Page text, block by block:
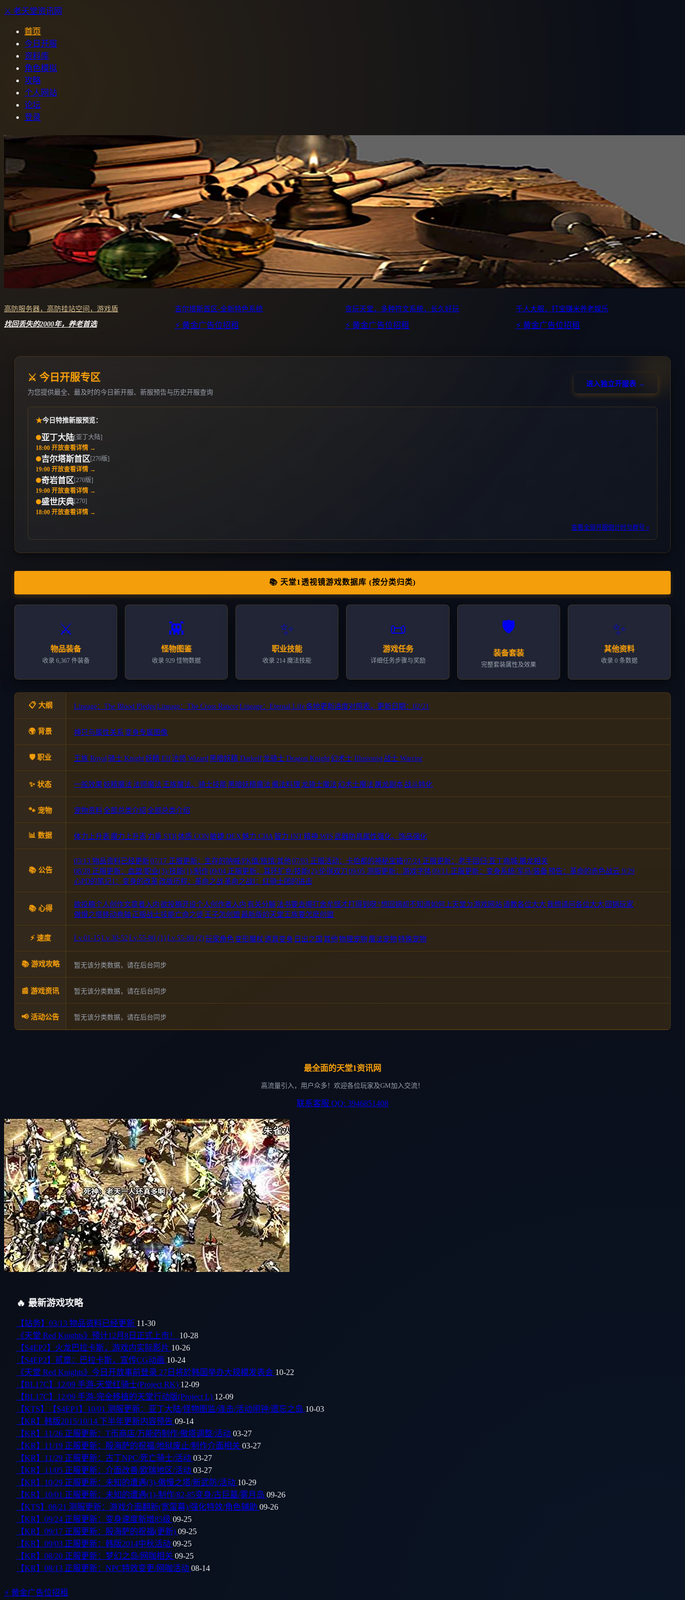
⚔️ 老天堂资讯网
首页
今日开服
资料库
角色模拟
攻略
个人网站
论坛
登录
高防服务器，高防挂站空间，游戏盾 吉尔塔斯首区-全新特色系统 贪玩天堂，多种符文系统，长久好玩
千人大服，打宝赚米养老娱乐
找回丢失的2000年，养老首选
⚡ 黄金广告位招租 ⚡ 黄金广告位招租 ⚡ 黄金广告位招租
⚔️ 今日开服专区
为您提供最全、最及时的今日新开服、新服预告与历史开服查询
进入独立开服表 →
★今日特推新服预览：
⬤亚丁大陆[亚丁大陆]
18:00 开放查看详情 →
⬤吉尔塔斯首区 [270版]
19:00 开放查看详情 →
⬤奇岩首区 [270版]
19:00 开放查看详情 →
⬤盛世庆典[270]
18:00 开放查看详情 →
查看全部开服倒计时与群号 »
📚 天堂1透视镜游戏数据库 (按分类归类)
⚔️
物品装备
收录 6,367 件装备
👾
怪物图鉴
收录 929 怪物数据
✨
职业技能
收录 214 魔法技能
📜
游戏任务
详细任务步骤与奖励
🛡️
装备套装
完整套装属性及效果
✨
其他资料
收录 0 条数据
📋 大纲 Lineage：The Blood PledgeLineage：The Cross RancorLineage：Eternal Life各地更新进度对照表，更新日期：02/21
🌍 背景 神只与属性关系 变身专属图像
🛡️ 职业 王族 Royal骑士 Knight妖精 Elf 法师 Wizard黑暗妖精 Darkelf龙骑士 Dragon Knight幻术士 Illusionist 战士 Warrior
✨ 状态 一般效果妖精魔法 法师魔法 王族魔法、骑士技能黑暗妖精魔法 魔法料理 龙骑士魔法幻术士魔法 屠龙副本 战斗特化
🐾 宠物 宠物资料全部总类介绍 全部总类介绍
📊 数据 体力上升表 魔力上升表 力量 STR体质 CON敏捷 DEX 魅力 CHA智力 INT精神 WIS 武器防具属性强化、饰品强化
📚 公告
03/13 物品资料已经更新07/17 正服更新：生存的呐喊/PK值/旅馆/其他07/03 正服活动：卡伯都的神秘宝箱07/24 正服更新：老手回归/亚丁商城/屠龙相关
08/28 正服更新：血盟/职业(3)/技能(1)/制作09/04 正服更新：耳环扩充/技能(2)/伦得双刀 09/05 测服更新：游戏字体09/11 正服更新：变身系统/军马/装备预告：革命的赤色战云 9/29
心PD的笔记1：变身的改革 改版历程：革命之战革命之战I：红骑士团的进击
📚 心得 欲投稿个人创作文章者入内 欲投稿开设个人创作者入内 有关分解 法书要去哪打舍牟怪才打得到呀?想回锅却不知道如何上天堂ㄉ游戏网站请教各位大大我想请问各位大大 回锅玩家
傲慢之塔移动卷轴 正服战士技能亡命之徒 王子怎创盟 最新版的天堂王族要怎麽创盟
⚡ 速度 Lv.01-15Lv.30-52Lv.55-80 (1) Lv.55-80 (2) 玩家角色 变形魔杖道具变身 日出之国 其他物理宠物 魔法宠物特殊宠物
📚 游戏攻略 暂无该分类数据，请在后台同步
📰 游戏资讯 暂无该分类数据，请在后台同步
📢 活动公告 暂无该分类数据，请在后台同步
最全面的天堂1资讯网
高流量引入，用户众多！欢迎各位玩家及GM加入交流！
联系客服 QQ: 3946851408
🔥 最新游戏攻略
【站务】03/13 物品资料已经更新 11-30
《天堂 Red Knights》预计12月8日正式上市！ 10-28
【S4EP2】火龙巴拉卡斯，游戏内实际影片 10-26
【S4EP2】贰章：巴拉卡斯，宣传CG动画 10-24
《天堂 Red Knights》今日开放事前登录 27日将於韩国举办大规模发表会 10-22
【BL17C】12/09 手游-天堂红骑士(Project RK) 12-09
【BL17C】12/09 手游-完全移植的天堂行动版(Project L) 12-09
【KTS】【S4EP1】10/01 测服更新：亚丁大陆/怪物图监/连击/活动闹钟/遗忘之岛 10-03
【KR】韩版2015/10/14 下半年更新内容预告 09-14
【KR】11/26 正服更新：T币商店/万能药制作/傲塔调整/活动 03-27
【KR】11/19 正服更新：殷海萨的祝福/地狱废止/制作介面相关 03-27
【KR】11/29 正服更新：古丁NPC/死亡骑士/活动 03-27
【KR】11/05 正服更新：介面改善/欧瑞地区/活动 03-27
【KR】10/29 正服更新：未知的遭遇(3)-傲慢之塔/新武防/活动 10-29
【KR】10/01 正服更新：未知的遭遇(1)-制作/82-85变身/古巨墓/雾月岛 09-26
【KTS】08/21 测服更新：游戏介面翻新(宽萤幕)/强化特效/角色辅助 09-26
【KR】09/24 正服更新：变身速度新增85级 09-25
【KR】09/17 正服更新：殷海萨的祝福(更新) 09-25
【KR】09/03 正服更新：韩版2014中秋活动 09-25
【KR】08/20 正服更新：梦幻之岛/网咖相关 09-25
【KR】08/13 正服更新：NPC特效变更/网咖活动 08-14
⚡ 黄金广告位招租